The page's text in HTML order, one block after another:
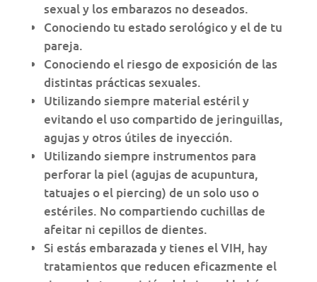
sexual y los embarazos no deseados.
Conociendo tu estado serológico y el de tu
pareja.
Conociendo el riesgo de exposición de las
distintas prácticas sexuales.
Utilizando siempre material estéril y
evitando el uso compartido de jeringuillas,
agujas y otros útiles de inyección.
Utilizando siempre instrumentos para
perforar la piel (agujas de acupuntura,
tatuajes o el piercing) de un solo uso o
estériles. No compartiendo cuchillas de
afeitar ni cepillos de dientes.
Si estás embarazada y tienes el VIH, hay
tratamientos que reducen eficazmente el